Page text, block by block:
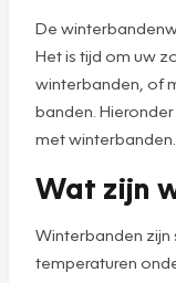
De
Het is tijd om uw
winterbanden, of
banden.
met winterbanden.
Wat zijn
Winterbanden
temperaturen